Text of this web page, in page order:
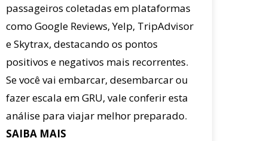
passageiros coletadas em plataformas
como Google Reviews, Yelp, TripAdvisor
e Skytrax, destacando os pontos
positivos e negativos mais recorrentes.
Se você vai embarcar, desembarcar ou
fazer escala em GRU, vale conferir esta
análise para viajar melhor preparado.
SAIBA MAIS